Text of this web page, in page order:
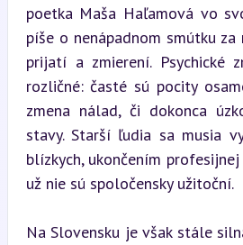
poetka Maša Haľamová vo
píše o nenápadnom smútku
prijatí a zmierení. Psychické
rozličné: časté sú pocity
zmena nálad, či dokonca
stavy. Starší ľudia sa musia
blízkych, ukončením
už nie sú spoločensky užitoční.
Na Slovensku je však stále